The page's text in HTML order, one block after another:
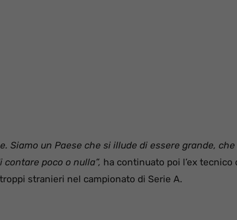
Siamo un Paese che si illude di essere grande,
poco o nulla”, ha continuato poi l’ex tecnico
stranieri nel campionato di Serie A.